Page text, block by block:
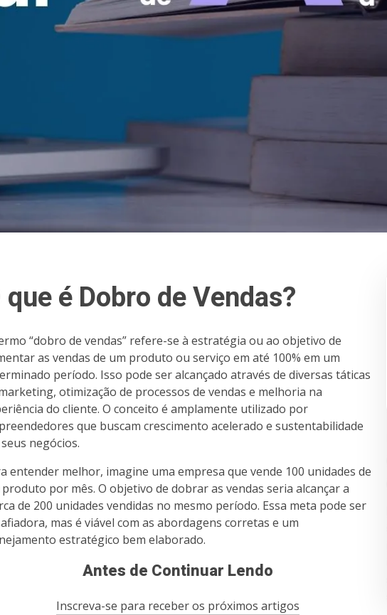
que é Dobro de Vendas?
“dobro de vendas” refere-se à estratégia ou ao objetivo de
as vendas de um produto ou serviço em até 100% em um
período. Isso pode ser alcançado através de diversas táticas
otimização de processos de vendas e melhoria na
do cliente. O conceito é amplamente utilizado por
que buscam crescimento acelerado e sustentabilidade
negócios.
entender melhor, imagine uma empresa que vende 100 unidades de
por mês. O objetivo de dobrar as vendas seria alcançar a
de 200 unidades vendidas no mesmo período. Essa meta pode ser
mas é viável com as abordagens corretas e um
estratégico bem elaborado.
Antes de Continuar Lendo
Inscreva-se para receber os próximos artigos